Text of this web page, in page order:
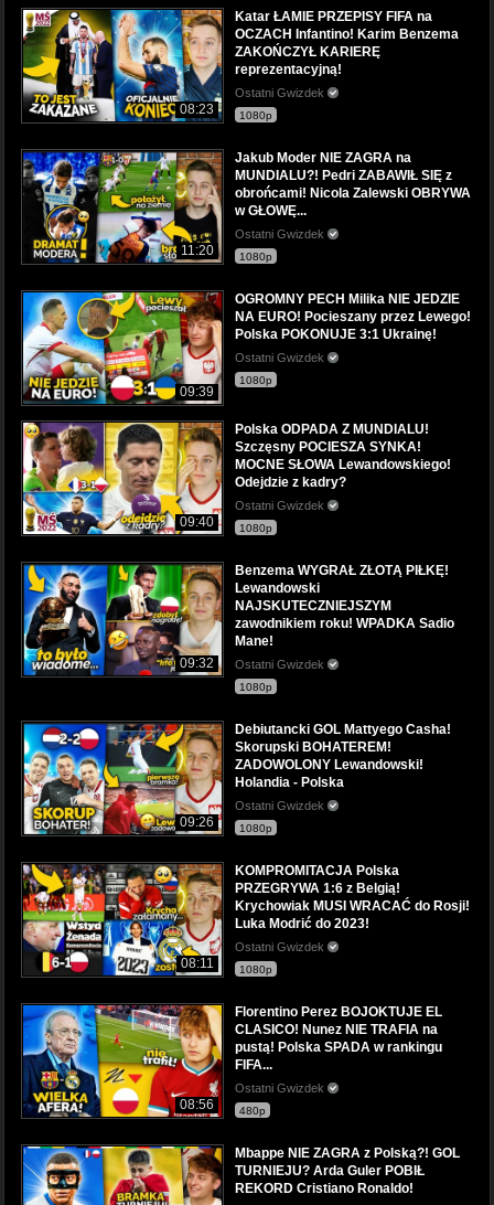
08:23
Katar ŁAMIE PRZEPISY FIFA na
OCZACH Infantino! Karim Benzema
ZAKOŃCZYŁ KARIERĘ
reprezentacyjną!
Ostatni Gwizdek
1080p
11:20
Jakub Moder NIE ZAGRA na
MUNDIALU?! Pedri ZABAWIŁ SIĘ z
obrońcami! Nicola Zalewski OBRYWA
w GŁOWĘ...
Ostatni Gwizdek
1080p
09:39
OGROMNY PECH Milika NIE JEDZIE
NA EURO! Pocieszany przez Lewego!
Polska POKONUJE 3:1 Ukrainę!
Ostatni Gwizdek
1080p
09:40
Polska ODPADA Z MUNDIALU!
Szczęsny POCIESZA SYNKA!
MOCNE SŁOWA Lewandowskiego!
Odejdzie z kadry?
Ostatni Gwizdek
1080p
09:32
Benzema WYGRAŁ ZŁOTĄ PIŁKĘ!
Lewandowski
NAJSKUTECZNIEJSZYM
zawodnikiem roku! WPADKA Sadio
Mane!
Ostatni Gwizdek
1080p
09:26
Debiutancki GOL Mattyego Casha!
Skorupski BOHATEREM!
ZADOWOLONY Lewandowski!
Holandia - Polska
Ostatni Gwizdek
1080p
08:11
KOMPROMITACJA Polska
PRZEGRYWA 1:6 z Belgią!
Krychowiak MUSI WRACAĆ do Rosji!
Luka Modrić do 2023!
Ostatni Gwizdek
1080p
08:56
Florentino Perez BOJOKTUJE EL
CLASICO! Nunez NIE TRAFIA na
pustą! Polska SPADA w rankingu
FIFA...
Ostatni Gwizdek
480p
Mbappe NIE ZAGRA z Polską?! GOL
TURNIEJU? Arda Guler POBIŁ
REKORD Cristiano Ronaldo!